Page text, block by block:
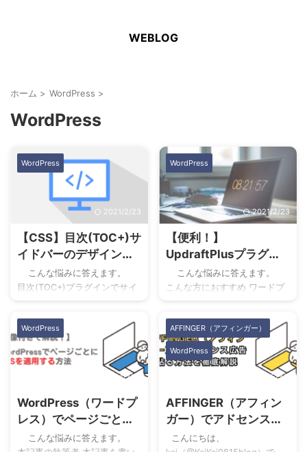
WEBLOG
ホーム > WordPress >
WordPress
WordPress
2021/2/23
【CSS】目次(TOC+)サ
イドバーのデザインカ
スタマイズ
こんな悩みに答えます。
目次(TOC+)プラグインでサイ
ドバーに目次を設定したのは
ないかと悩んでました。 そこ
で、近未来スライム記さんの
記事が参考になりましたの
で、記事にしてまとめます。
よくなります！ なお、目次
(TOC+)のプラグインインスト
下記事を参考にしてみてくだ
WordPress
2021/2/23
【便利！】
UpdraftPlusプラグイ
ンを使ってバックアッ
プする方法【2021年
版】
こんな悩みに答えます。
こんな方におすすめ ワードプ
レスを始めた初心者の方 バッ
グインを利用したい 万が一の
時に備えてファイルのバック
アップをとっておきたい
WordPress（ワードプレス）
インが崩れやデータが消えて
しまわないように、事前にバ
ですよね。 バックアップでき
WordPress
2024/7/15
WordPress（ワードプ
レス）でページごとに
CSSを適用する方法
こんな悩みに答えます。
AFFINGER（アフィンガー）
WordPress
2025/3/7
AFFINGER（アフィン
ガー）でアドセンス広
告を貼る方法を徹底解
こんにちは、